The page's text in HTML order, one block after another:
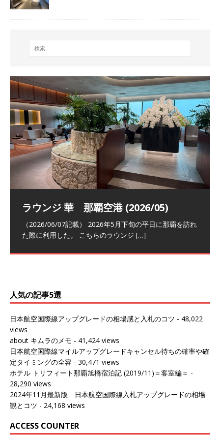
祝！日本航空・マリオットの戦略パー
トナーシップによるFOP無料付与とス
テイタスマッチ
ラウンジ 華 那覇空港 (2026/05)
（2026/06/07記載） 2026年5月下旬の平日に那覇を訪れ
た際に利用した。 こちらのラウンジ […]
The Coral Executive Lounge スワ
ンナプーム国際空港国内線ラウンジ
(2026/01)
日本航空 羽田空港国際線ファースト
クラスラウンジ (2026/01)
（2026/03/18記載） 2026年1月、毎年恒例の新年の羽田
バンコクエアウェイズ スワンナプー
ム国際空港国内線ラウンジ (2026/01)
（2026/03/13記載） 2026年1月上旬にバンコク経由でチ
人気の記事5選
日本航空国際線アップグレードの相場感と入札のコツ - 48,022
views
about キムラのメモ - 41,424 views
日本航空国際線マイルアップグレードキャンセル待ちの確率や確
定タイミングの全容 - 30,471 views
ホテル トリフィート那覇旭橋宿泊記 (2019/11)＝客室編＝ -
28,290 views
2024年11月最新版 日本航空国際線入札アップグレードの相場
観とコツ - 24,168 views
ACCESS COUNTER